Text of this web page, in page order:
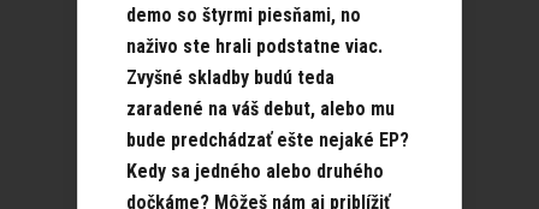
demo so štyrmi piesňami, no
naživo ste hrali podstatne viac.
Zvyšné skladby budú teda
zaradené na váš debut, alebo mu
bude predchádzať ešte nejaké EP?
Kedy sa jedného alebo druhého
dočkáme? Môžeš nám aj priblížiť